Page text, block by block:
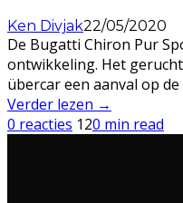
Ken Divjak22/05/2020
De Bugatti Chiron Pur
ontwikkeling. Het
übercar een aanval op
Verder lezen →
0 reacties 120 min read